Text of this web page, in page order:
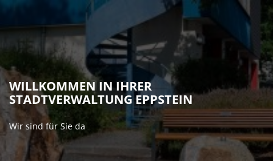
WILLKOMMEN IN IHRER
STADTVERWALTUNG EPPSTEIN
Wir sind für Sie da